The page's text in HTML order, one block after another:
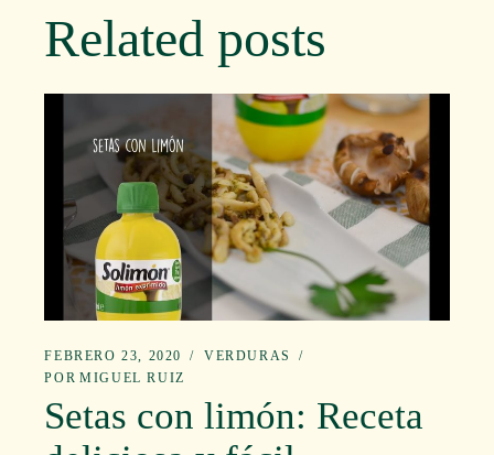
Related posts
FEBRERO 23, 2020
VERDURAS
POR MIGUEL RUIZ
Setas con limón: Receta